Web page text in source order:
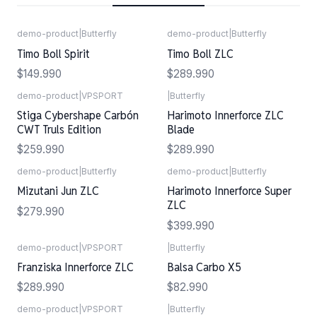
demo-product Butterfly
Timo Boll Spirit
$149.990
demo-product Butterfly
Timo Boll ZLC
$289.990
demo-product VPSPORT
Stiga Cybershape Carbón
CWT Truls Edition
$259.990
Butterfly
Harimoto Innerforce ZLC
Blade
$289.990
demo-product Butterfly
Mizutani Jun ZLC
$279.990
demo-product Butterfly
Harimoto Innerforce Super
ZLC
$399.990
demo-product VPSPORT
Franziska Innerforce ZLC
$289.990
Butterfly
Balsa Carbo X5
$82.990
demo-product VPSPORT Butterfly